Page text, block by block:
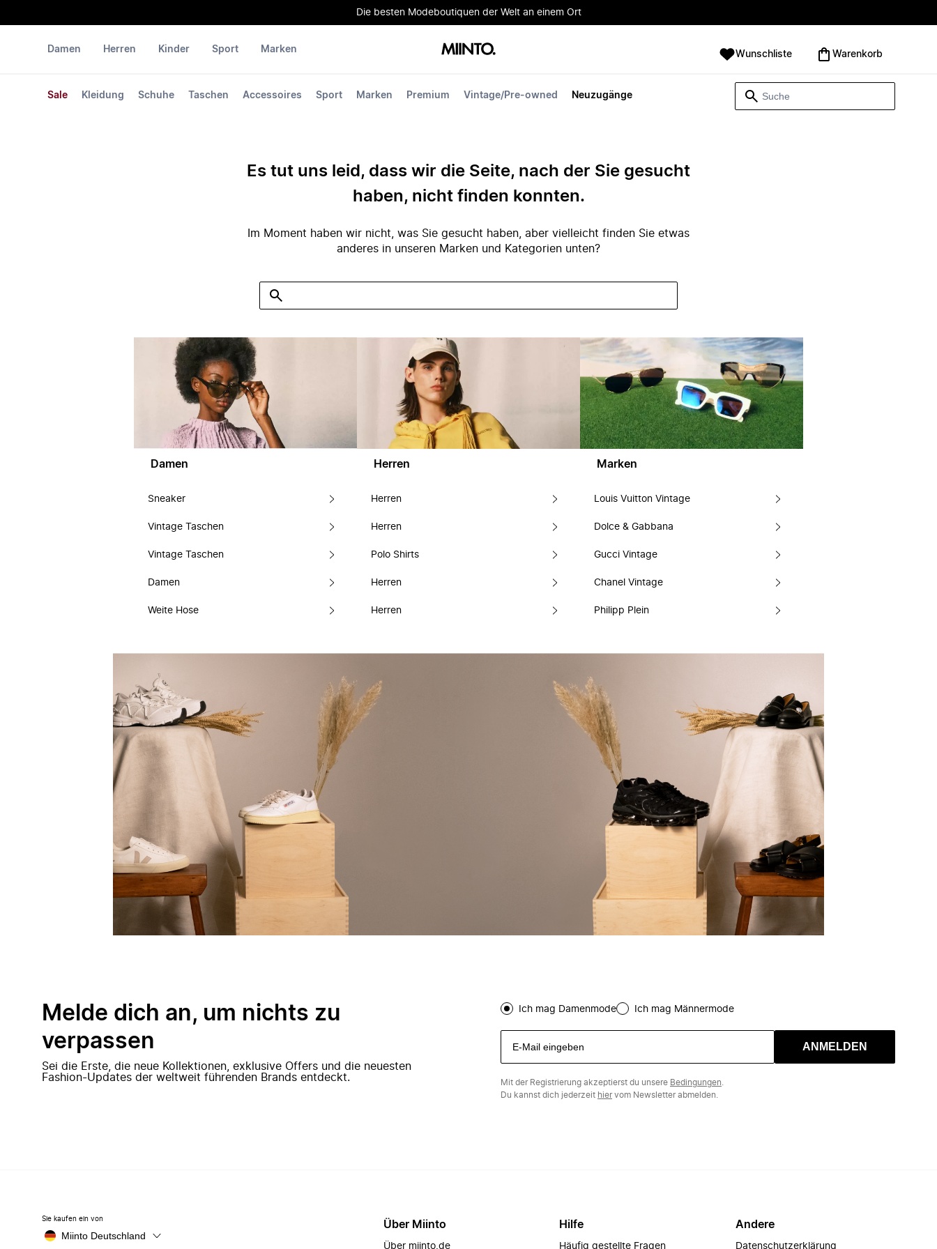
Die besten Modeboutiquen der Welt an einem Ort
Damen
Sale Kleidung Schuhe Taschen Accessoires Sport Marken Premium Vintage/Pre-owned Neuzugänge
Herren Kinder Sport Marken Wunschliste Warenkorb
Es tut uns leid, dass wir die Seite, nach der Sie gesucht
haben, nicht finden konnten.
Im Moment haben wir nicht, was Sie gesucht haben, aber vielleicht finden Sie etwas
anderes in unseren Marken und Kategorien unten?
Damen
Sneaker
Vintage Taschen
Vintage Taschen
Damen
Weite Hose
Herren
Herren
Herren
Polo Shirts
Herren
Herren
Marken
Louis Vuitton Vintage
Dolce & Gabbana
Gucci Vintage
Chanel Vintage
Philipp Plein
Melde dich an, um nichts zu
verpassen
Sei die Erste, die neue Kollektionen, exklusive Offers und die neuesten
Fashion-Updates der weltweit führenden Brands entdeckt.
Ich mag Damenmode Ich mag Männermode
ANMELDEN
Mit der Registrierung akzeptierst du unsere Bedingungen
Du kannst dich jederzeit hiervom Newsletter abmelden.
Sie kaufen ein von
Miinto Deutschland
Über Miinto
Über miinto.de
Hilfe
Häufig gestellte Fragen
Andere
Datenschutzerklärung